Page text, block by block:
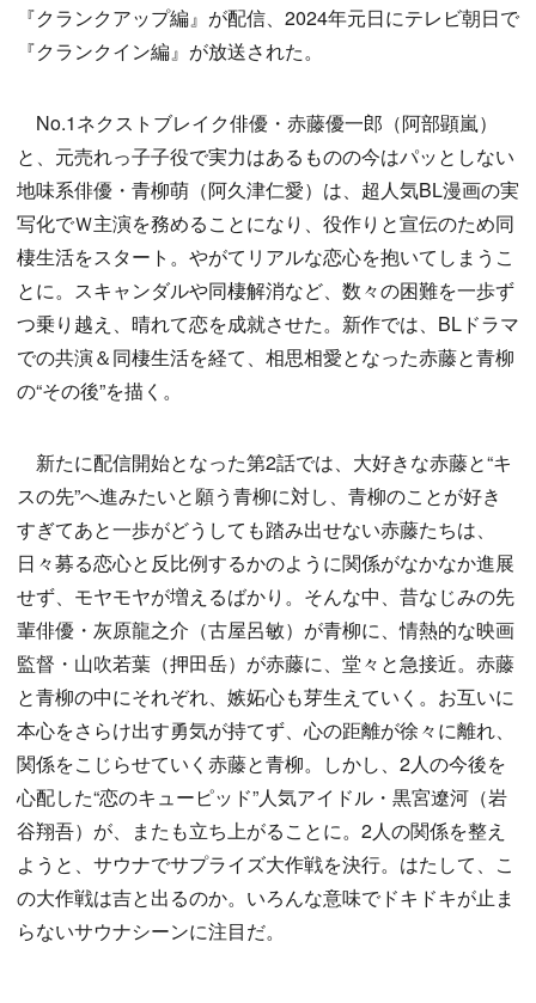
『クランクアップ編』が配信、2024年元日にテレビ朝日で
『クランクイン編』が放送された。
No.1ネクストブレイク俳優・赤藤優一郎（阿部顕嵐）
と、元売れっ子子役で実力はあるものの今はパッとしない
地味系俳優・青柳萌（阿久津仁愛）は、超人気BL漫画の実
写化でＷ主演を務めることになり、役作りと宣伝のため同
棲生活をスタート。やがてリアルな恋心を抱いてしまうこ
とに。スキャンダルや同棲解消など、数々の困難を一歩ず
つ乗り越え、晴れて恋を成就させた。新作では、BLドラマ
での共演＆同棲生活を経て、相思相愛となった赤藤と青柳
の“その後”を描く。
新たに配信開始となった第2話では、大好きな赤藤と“キ
スの先”へ進みたいと願う青柳に対し、青柳のことが好き
すぎてあと一歩がどうしても踏み出せない赤藤たちは、
日々募る恋心と反比例するかのように関係がなかなか進展
せず、モヤモヤが増えるばかり。そんな中、昔なじみの先
輩俳優・灰原龍之介（古屋呂敏）が青柳に、情熱的な映画
監督・山吹若葉（押田岳）が赤藤に、堂々と急接近。赤藤
と青柳の中にそれぞれ、嫉妬心も芽生えていく。お互いに
本心をさらけ出す勇気が持てず、心の距離が徐々に離れ、
関係をこじらせていく赤藤と青柳。しかし、2人の今後を
心配した“恋のキューピッド”人気アイドル・黒宮遼河（岩
谷翔吾）が、またも立ち上がることに。2人の関係を整え
ようと、サウナでサプライズ大作戦を決行。はたして、こ
の大作戦は吉と出るのか。いろんな意味でドキドキが止ま
らないサウナシーンに注目だ。